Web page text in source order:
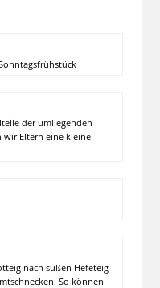
der umliegenden
wir Eltern eine kleine
nach süßen Hefeteig
So können